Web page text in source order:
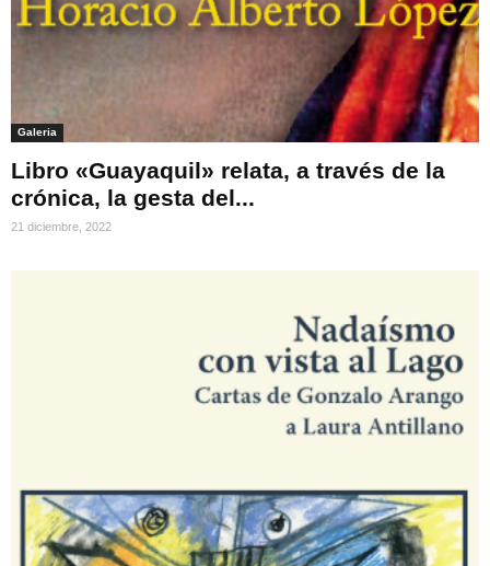
Galeria
Libro «Guayaquil» relata, a través de la
crónica, la gesta del...
21 diciembre, 2022